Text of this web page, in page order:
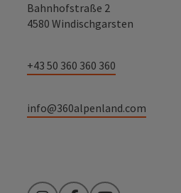
Bahnhofstraße 2
4580 Windischgarsten
+43 50 360 360 360
info@360alpenland.com